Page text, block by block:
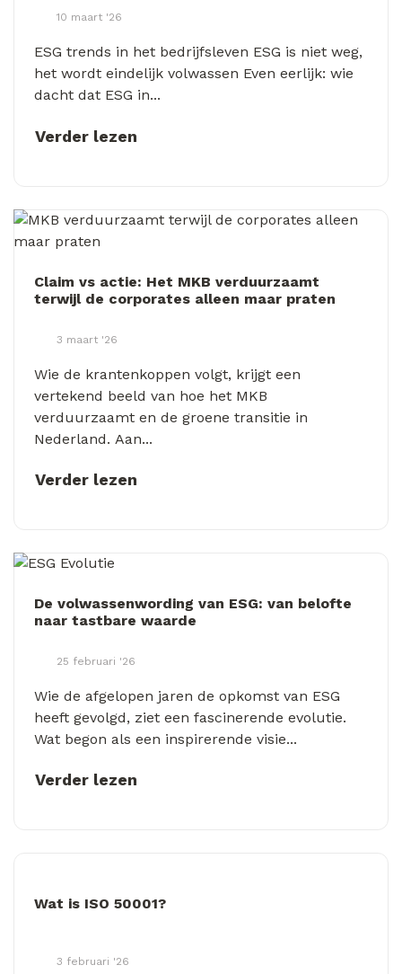
10 maart '26
ESG trends in het bedrijfsleven ESG is niet weg,
het wordt eindelijk volwassen Even eerlijk: wie
dacht dat ESG in...
Verder lezen
Claim vs actie: Het MKB verduurzaamt
terwijl de corporates alleen maar praten
3 maart '26
Wie de krantenkoppen volgt, krijgt een
vertekend beeld van hoe het MKB
verduurzaamt en de groene transitie in
Nederland. Aan...
Verder lezen
De volwassenwording van ESG: van belofte
naar tastbare waarde
25 februari '26
Wie de afgelopen jaren de opkomst van ESG
heeft gevolgd, ziet een fascinerende evolutie.
Wat begon als een inspirerende visie...
Verder lezen
Wat is ISO 50001?
3 februari '26